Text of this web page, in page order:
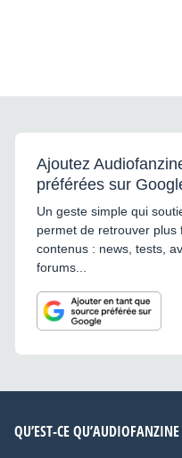
Ajoutez
préférées sur
Un geste simple qui
permet de retrouver plus
contenus : news, tests,
forums...
QU’EST-CE